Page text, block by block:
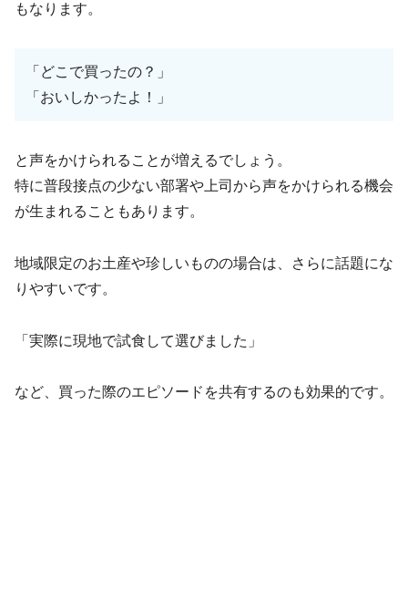
もなります。
「どこで買ったの？」
「おいしかったよ！」
と声をかけられることが増えるでしょう。
特に普段接点の少ない部署や上司から声をかけられる機会
が生まれることもあります。
地域限定のお土産や珍しいものの場合は、さらに話題にな
りやすいです。
「実際に現地で試食して選びました」
など、買った際のエピソードを共有するのも効果的です。